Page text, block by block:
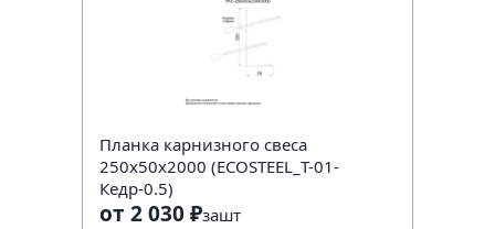
Планка карнизного свеса
250х50х2000 (ECOSTEEL_T-01-
Кедр-0.5)
от 2 030 ₽зашт